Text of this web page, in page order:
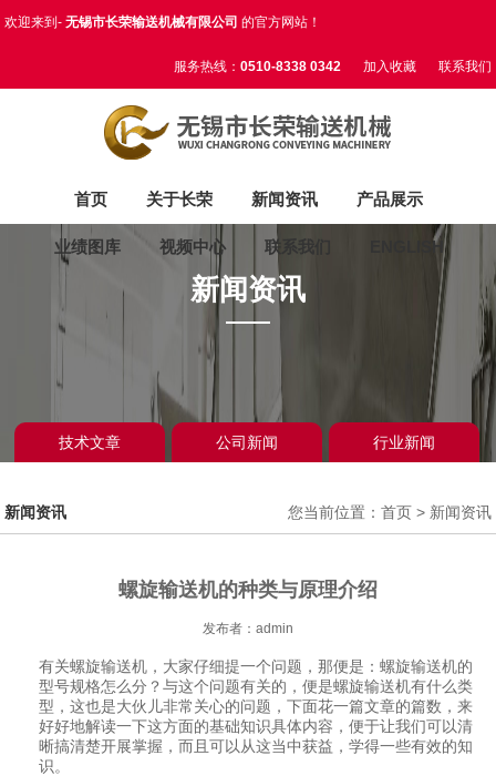
欢迎来到-无锡市长荣输送机械有限公司 的官方网站！
服务热线： 0510-8338 0342 加入收藏 联系我们
首页 关于长荣 新闻资讯 产品展示
业绩图库 视频中心 联系我们 ENGLISH
新闻资讯
技术文章 公司新闻 行业新闻
新闻资讯 您当前位置：首页 > 新闻资讯
螺旋输送机的种类与原理介绍
发布者：admin
有关螺旋输送机，大家仔细提一个问题，那便是：螺旋输送机的
型号规格怎么分？与这个问题有关的，便是螺旋输送机有什么类
型，这也是大伙儿非常关心的问题，下面花一篇文章的篇数，来
好好地解读一下这方面的基础知识具体内容，便于让我们可以清
晰搞清楚开展掌握，而且可以从这当中获益，学得一些有效的知
识。